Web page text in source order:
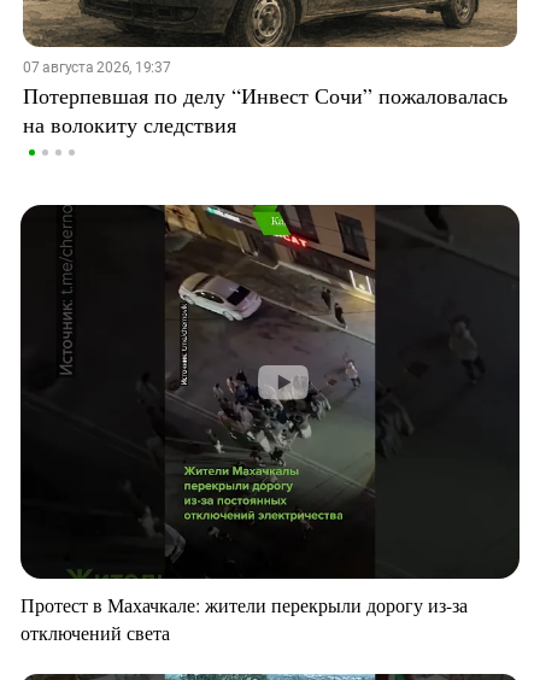
07 августа 2026, 19:37
Потерпевшая по делу “Инвест Сочи” пожаловалась
на волокиту следствия
Протест в Махачкале: жители перекрыли дорогу из-за
отключений света